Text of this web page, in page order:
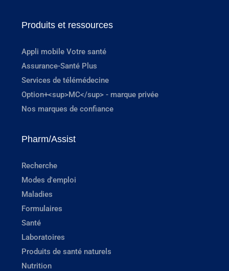
Produits et ressources
Appli mobile Votre santé
Assurance-Santé Plus
Services de télémédecine
Option+<sup>MC</sup> - marque privée
Nos marques de confiance
Pharm/Assist
Recherche
Modes d'emploi
Maladies
Formulaires
Santé
Laboratoires
Produits de santé naturels
Nutrition